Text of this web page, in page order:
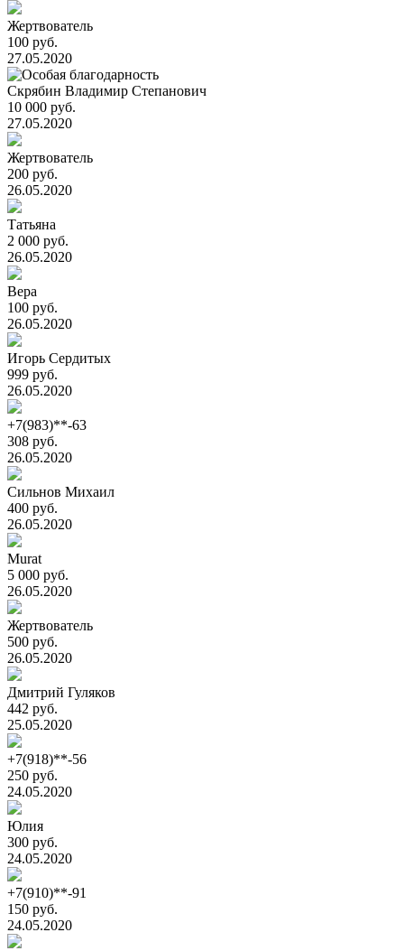
Жертвователь
100 руб.
27.05.2020
Скрябин Владимир Степанович
10 000 руб.
27.05.2020
Жертвователь
200 руб.
26.05.2020
Татьяна
2 000 руб.
26.05.2020
Вера
100 руб.
26.05.2020
Игорь Сердитых
999 руб.
26.05.2020
+7(983)**-63
308 руб.
26.05.2020
Сильнов Михаил
400 руб.
26.05.2020
Murat
5 000 руб.
26.05.2020
Жертвователь
500 руб.
26.05.2020
Дмитрий Гуляков
442 руб.
25.05.2020
+7(918)**-56
250 руб.
24.05.2020
Юлия
300 руб.
24.05.2020
+7(910)**-91
150 руб.
24.05.2020